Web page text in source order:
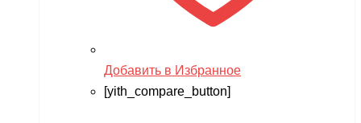
Добавить в Избранное
[yith_compare_button]